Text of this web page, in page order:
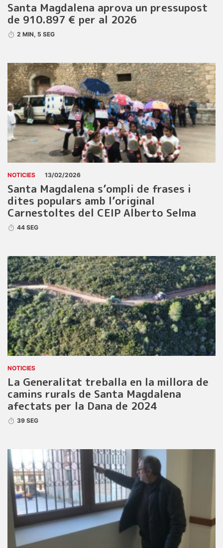
Santa Magdalena aprova un pressupost
de 910.897 € per al 2026
2 MIN, 5 SEG
NOTICIES 13/02/2026
Santa Magdalena s’ompli de frases i
dites populars amb l’original
Carnestoltes del CEIP Alberto Selma
44 SEG
NOTICIES
La Generalitat treballa en la millora de
camins rurals de Santa Magdalena
afectats per la Dana de 2024
39 SEG